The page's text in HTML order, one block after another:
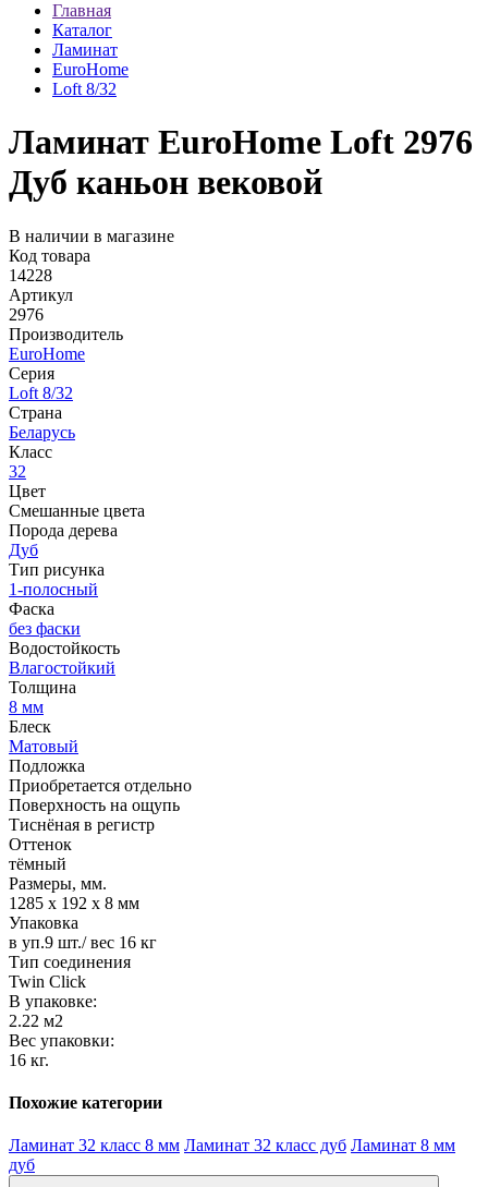
Главная
Каталог
Ламинат
EuroHome
Loft 8/32
Ламинат EuroHome Loft 2976
Дуб каньон вековой
В наличии в магазине
Код товара
14228
Артикул
2976
Производитель
EuroHome
Серия
Loft 8/32
Страна
Беларусь
Класс
32
Цвет
Смешанные цвета
Порода дерева
Дуб
Тип рисунка
1-полосный
Фаска
без фаски
Водостойкость
Влагостойкий
Толщина
8 мм
Блеск
Матовый
Подложка
Приобретается отдельно
Поверхность на ощупь
Тиснёная в регистр
Оттенок
тёмный
Размеры, мм.
1285 х 192 х 8 мм
Упаковка
в уп.9 шт./ вес 16 кг
Тип соединения
Twin Click
В упаковке:
2.22 м2
Вес упаковки:
16 кг.
Похожие категории
Ламинат 32 класс 8 мм Ламинат 32 класс дуб Ламинат 8 мм
дуб